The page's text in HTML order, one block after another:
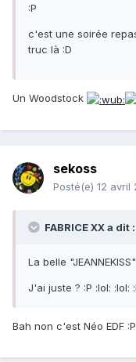
:P
c'est une soirée
truc là :D
Un Woodstock
sekoss
Posté(e) 12 avril
FABRICE XX a dit :
La belle
J'ai juste ? :P :lol: :lol:
Bah non c'est Néo EDF